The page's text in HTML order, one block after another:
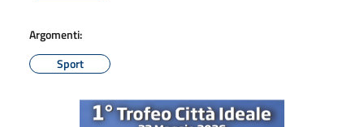
Argomenti:
Sport